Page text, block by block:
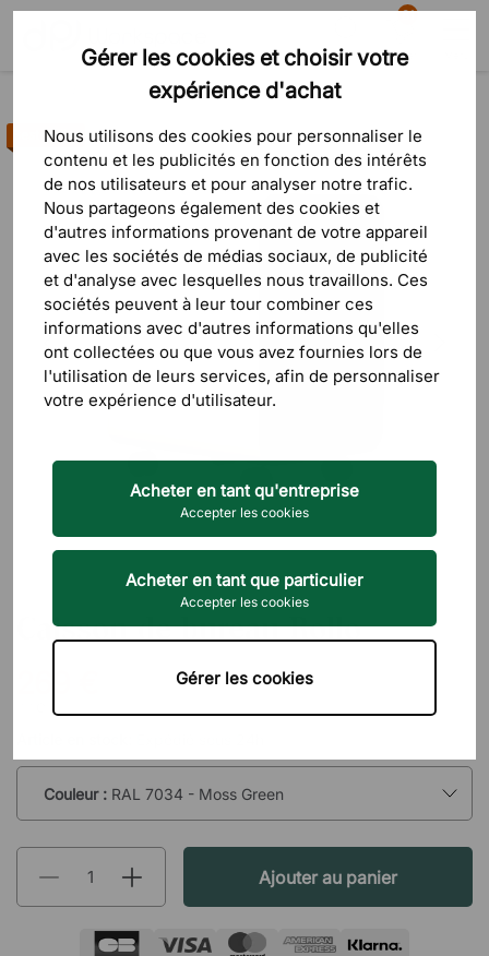
Gérer les cookies et choisir votre
expérience d'achat
Nous utilisons des cookies pour personnaliser le
contenu et les publicités en fonction des intérêts
de nos utilisateurs et pour analyser notre trafic.
Nous partageons également des cookies et
d'autres informations provenant de votre appareil
avec les sociétés de médias sociaux, de publicité
et d'analyse avec lesquelles nous travaillons. Ces
sociétés peuvent à leur tour combiner ces
informations avec d'autres informations qu'elles
ont collectées ou que vous avez fournies lors de
l'utilisation de leurs services, afin de personnaliser
votre expérience d'utilisateur.
Acheter en tant qu'entreprise
Accepter les cookies
Acheter en tant que particulier
Accepter les cookies
Gérer les cookies
Recherche
81
Panier
Rangement Caissons de rangement
Best-seller
DIREKT INTERIÖR
Caisson de bureau Rollo
Couleur : RAL 7034 - Moss Green
Ajouter au panier